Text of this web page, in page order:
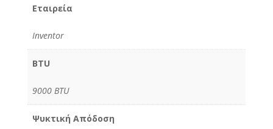
Εταιρεία
Inventor
BTU
9000 BTU
Ψυκτική Απόδοση